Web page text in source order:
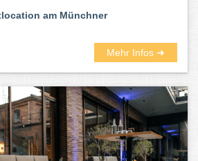
am Münchner
Mehr Infos ➜